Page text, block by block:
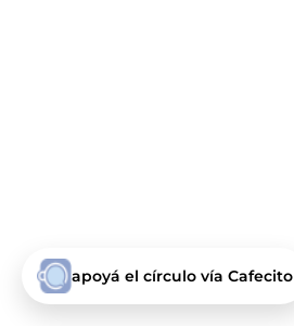
apoyá el círculo vía Cafecito